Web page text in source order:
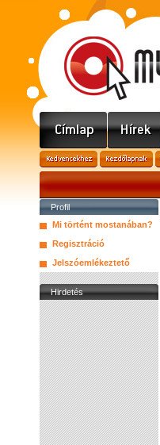
Profil
Mi történt mostanában?
Regisztráció
Jelszóemlékeztető
Hirdetés